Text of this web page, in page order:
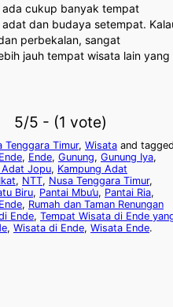
ada cukup banyak tempat
dan budaya setempat.
perbekalan, sangat
jauh tempat wisata lain yang
5/5 - (1 vote)
Tenggara Timur, Wisata and
, Ende, Gunung, Gunung Iya,
Adat Jopu, Kampung Adat
, NTT, Nusa Tenggara Timur,
Biru, Pantai Mbu’u, Pantai Ria,
, Rumah dan Taman Renungan
Ende, Tempat Wisata di Ende
, Wisata di Ende, Wisata Ende.